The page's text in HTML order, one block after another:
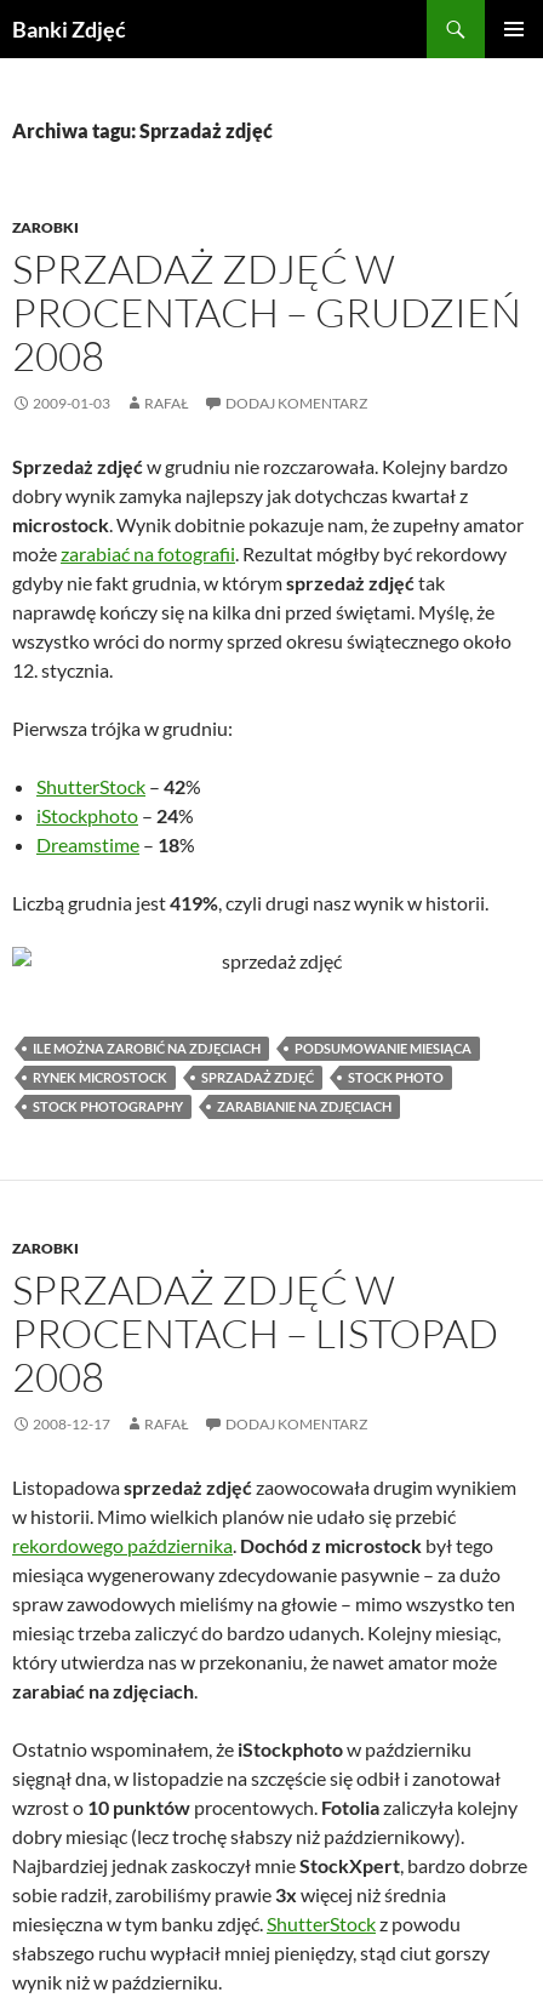
doBanki Zdjęć
Archiwa tagu: Sprzadaż zdjęć
ZAROBKI
SPRZADAŻ ZDJĘĆ W
PROCENTACH – GRUDZIEŃ
2008
2009-01-03 RAFAŁ DODAJ KOMENTARZ
Sprzedaż zdjęćw grudniu nie rozczarowała. Kolejny bardzo
dobry wynik zamyka najlepszy jak dotychczas kwartał z
microstock. Wynik dobitnie pokazuje nam, że zupełny amator
możezarabiać na fotografii. Rezultat mógłby być rekordowy
gdyby nie fakt grudnia, w którymsprzedaż zdjęćtak
naprawdę kończy się na kilka dni przed świętami. Myślę, że
wszystko wróci do normy sprzed okresu świątecznego około
12. stycznia.
Pierwsza trójka w grudniu:
ShutterStock – 42%
iStockphoto – 24%
Dreamstime – 18%
Liczbą grudnia jest419%, czyli drugi nasz wynik w historii.
ILE MOŻNA ZAROBIĆ NA ZDJĘCIACH
PODSUMOWANIE MIESIĄCA
RYNEK MICROSTOCK
SPRZADAŻ ZDJĘĆ
STOCK PHOTO
STOCK PHOTOGRAPHY
ZARABIANIE NA ZDJĘCIACH
ZAROBKI
SPRZADAŻ ZDJĘĆ W
PROCENTACH – LISTOPAD
2008
2008-12-17 RAFAŁ DODAJ KOMENTARZ
Listopadowasprzedaż zdjęćzaowocowała drugim wynikiem
w historii. Mimo wielkich planów nie udało się przebić
rekordowego października. Dochód z microstock był tego
miesiąca wygenerowany zdecydowanie pasywnie – za dużo
spraw zawodowych mieliśmy na głowie – mimo wszystko ten
miesiąc trzeba zaliczyć do bardzo udanych. Kolejny miesiąc,
który utwierdza nas w przekonaniu, że nawet amator może
zarabiać na zdjęciach.
Ostatnio wspominałem, że iStockphotow październiku
sięgnął dna, w listopadzie na szczęście się odbił i zanotował
wzrost o 10 punktów procentowych. Fotoliazaliczyła kolejny
dobry miesiąc (lecz trochę słabszy niż październikowy).
Najbardziej jednak zaskoczył mnieStockXpert, bardzo dobrze
sobie radził, zarobiliśmy prawie 3x więcej niż średnia
miesięczna w tym banku zdjęć.ShutterStockz powodu
słabszego ruchu wypłacił mniej pieniędzy, stąd ciut gorszy
wynik niż w październiku.